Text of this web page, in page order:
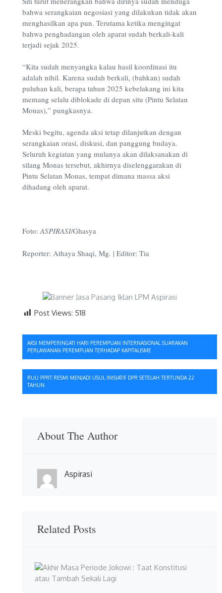
bahwa serangkaian negosiasi yang dilakukan tidak akan
menghasilkan apa pun. Terutama ketika mengingat
bahwa penghadangan oleh aparat sudah berkali-kali
terjadi sejak 2025.
“Kita sudah menyangka kalau hasil koordinasi itu
adalah nihil. Karena sudah berkali, (bahkan) sudah
puluhan kali, berapa tahun 2025 kebelakang ini kita
memang selalu diblokade di depan situ (Pintu Selatan
Monas),” pungkasnya.
Meski begitu, agenda aksi tetap dilanjutkan dengan
serangkaian orasi, diskusi, dan panggung budaya.
Seluruh kegiatan yang mulanya akan dilaksanakan di
silang Monas tersebut, akhirnya diselenggarakan di
Pintu Selatan Monas, tempat dimana massa aksi
dihadang oleh aparat.
Foto:ASPIRASI/Ghasya
Reporter: Athaya Shaqi, Mg. | Editor: Tia
Post Views: 518
Navigasi
pos
AKSI MEMPERINGATI HARI PEREMPUAN INTERNASIONAL SUARAKAN
PERLAWANAN PEREMPUAN TERHADAP KAPITALISME
RUU PPRT RESMI MENJADI USUL INISIATIF DPR SETELAH TERTUNDA 22
TAHUN
About The Author
Aspirasi
Related Posts